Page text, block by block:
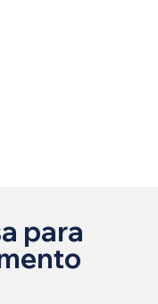
para